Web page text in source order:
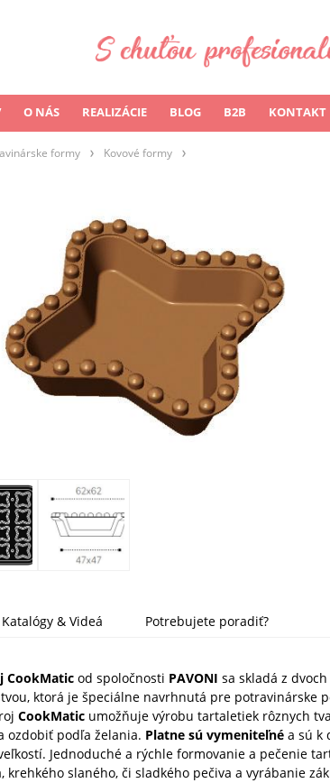
O NÁS REALIZÁCIE BLOG B2B KONTAKT
formy Kovové formy
Katalógy & Videá Potrebujete poradiť?
CookMatic od spoločnosti PAVONIsa skladá z
ktorá je špeciálne navrhnutá pre potravinárske
CookMatic umožňuje výrobu tartaletiek rôznych
ozdobiť podľa želania. Platne sú vymeniteľné a sú k
Jednoduché a rýchleformovanie a pečenie
krehkého slaného, či sladkého pečiva a vyrábanie